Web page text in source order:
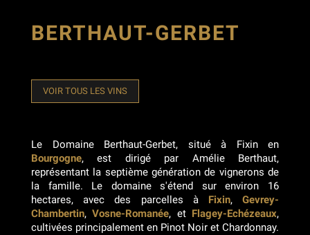
BERTHAUT-GERBET
VOIR TOUS LES VINS
Le Domaine Berthaut-Gerbet, situé à Fixin en
Bourgogne, est dirigé par Amélie Berthaut,
représentant la septième génération de vignerons de
la famille. Le domaine s'étend sur environ 16
hectares, avec des parcelles à Fixin,Gevrey-
Chambertin,Vosne-Romanée, et Flagey-Echézeaux,
cultivées principalement en Pinot Noir et Chardonnay.